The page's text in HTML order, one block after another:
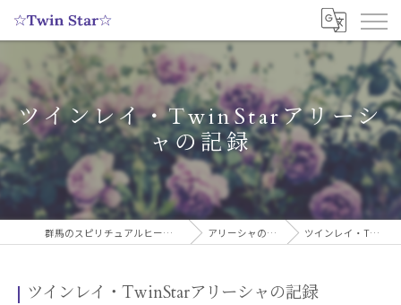
ツインレイ・TwinStarアリーシ
ャの記録
群馬のスピリチュアルヒーリングサロンなら実績多数の☆Twin Star☆ アリーシャのスピリチュアルブログ ツインレイ・TwinStarアリーシャの記録
ツインレイ・TwinStarアリーシャの記録